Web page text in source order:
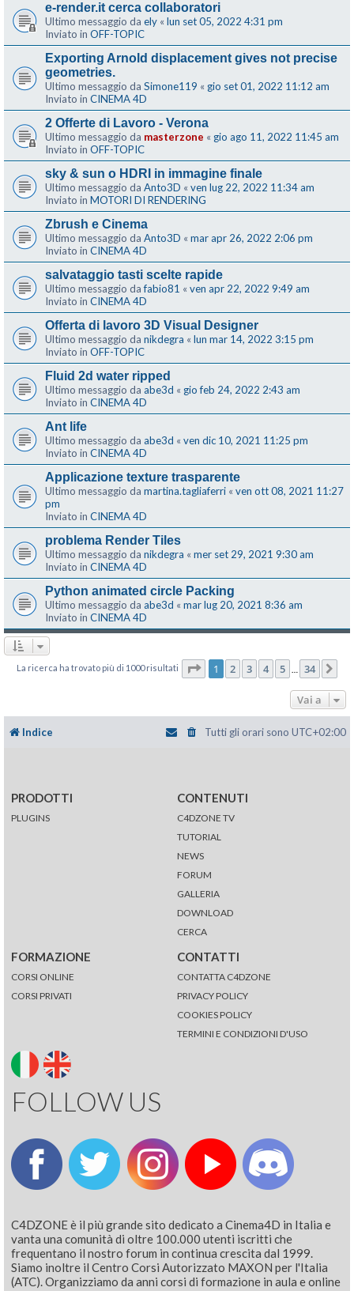
e-render.it cerca collaboratori
Ultimo messaggio da ely « lun set 05, 2022 4:31 pm
Inviato in OFF-TOPIC
Exporting Arnold displacement gives not precise
geometries.
Ultimo messaggio da Simone119 « gio set 01, 2022 11:12 am
Inviato in CINEMA 4D
2 Offerte di Lavoro - Verona
Ultimo messaggio da masterzone « gio ago 11, 2022 11:45 am
Inviato in OFF-TOPIC
sky & sun o HDRI in immagine finale
Ultimo messaggio da Anto3D « ven lug 22, 2022 11:34 am
Inviato in MOTORI DI RENDERING
Zbrush e Cinema
Ultimo messaggio da Anto3D « mar apr 26, 2022 2:06 pm
Inviato in CINEMA 4D
salvataggio tasti scelte rapide
Ultimo messaggio dafabio81 « ven apr 22, 2022 9:49 am
Inviato in CINEMA 4D
Offerta di lavoro 3D Visual Designer
Ultimo messaggio da nikdegra « lun mar 14, 2022 3:15 pm
Inviato in OFF-TOPIC
Fluid 2d water ripped
Ultimo messaggio da abe3d « gio feb 24, 2022 2:43 am
Inviato in CINEMA 4D
Ant life
Ultimo messaggio da abe3d « ven dic 10, 2021 11:25 pm
Inviato in CINEMA 4D
Applicazione texture trasparente
Ultimo messaggio da martina.tagliaferri « ven ott 08, 2021 11:27
pm
Inviato in CINEMA 4D
problema Render Tiles
Ultimo messaggio da nikdegra « mer set 29, 2021 9:30 am
Inviato in CINEMA 4D
Python animated circle Packing
Ultimo messaggio da abe3d « mar lug 20, 2021 8:36 am
Inviato in CINEMA 4D
La ricerca ha trovato più di 1000 risultati Pagina di 34
1 2 3 4 5 34
Vai a
Indice Tutti gli orari sono UTC+02:00
PRODOTTI
PLUGINS
CONTENUTI
C4DZONE TV
TUTORIAL
NEWS
FORUM
GALLERIA
DOWNLOAD
CERCA
FORMAZIONE
CORSI ONLINE
CORSI PRIVATI
CONTATTI
CONTATTA C4DZONE
PRIVACY POLICY
COOKIES POLICY
TERMINI E CONDIZIONI D'USO
FOLLOW US
C4DZONE è il più grande sito dedicato a Cinema4D in Italia e
vanta una comunità di oltre 100.000 utenti iscritti che
frequentano il nostro forum in continua crescita dal 1999.
Siamo inoltre il Centro Corsi Autorizzato MAXON per l'Italia
(ATC). Organizziamo da anni corsi di formazione in aula e online